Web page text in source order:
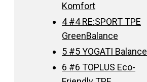
Komfort
4#4 RE:SPORT TPE
GreenBalance
5 #5 YOGATI Balance
6 #6 TOPLUS Eco-